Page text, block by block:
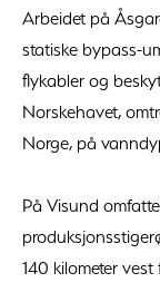
Arbeidet på
statiske bypass-
flykabler og
Norskehavet,
Norge, på
På Visund
140 kilometer